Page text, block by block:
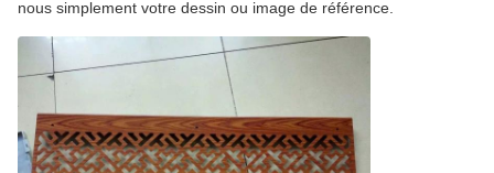
nous simplement votre dessin ou image de référence.